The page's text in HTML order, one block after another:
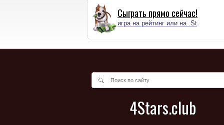
Сыграть прямо сейчас!
игра на рейтинг или на .St
4Stars.club